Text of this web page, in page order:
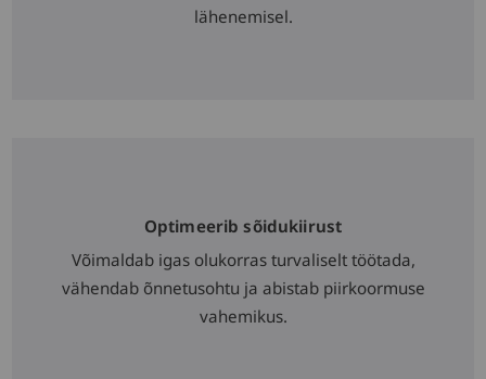
lähenemisel.
Optimeerib sõidukiirust
Võimaldab igas olukorras turvaliselt töötada,
vähendab õnnetusohtu ja abistab piirkoormuse
vahemikus.